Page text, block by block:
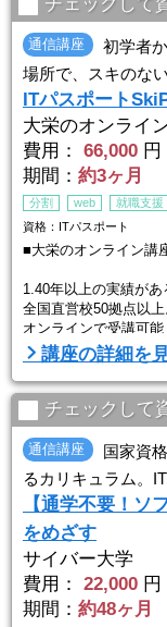
学習管理の専門スタ
リングを行い、学習
す。
学習内容の理解度や進
通信講座
初学者
場所で、スキのな
ITパスポート
大栄のオンライ
費用：
66,000 円
期間： 約3ヶ月
分割 web
就職支援
資格：ITパスポート
■大栄のオンライン講
1.40年以上の実績が
全国直営校50拠点以
オンラインで受講可
ら、内容も任せて安
です。
2.「挫折させない」に
学習管理の専門スタ
リングを行い、学習
す。
学習内容の理解度や
講座の詳細を
チェックして
通信講座
国家資
るカリキュラム。
【通学不要！ソ
をめざす
サイバー大学
費用：
22,000 円
期間： 約48ヶ月